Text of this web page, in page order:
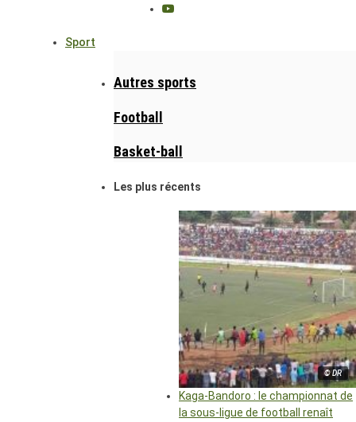
Sport
Autres sports
Football
Basket-ball
Les plus récents
© DR
Kaga-Bandoro : le championnat de
la sous-ligue de football renaît